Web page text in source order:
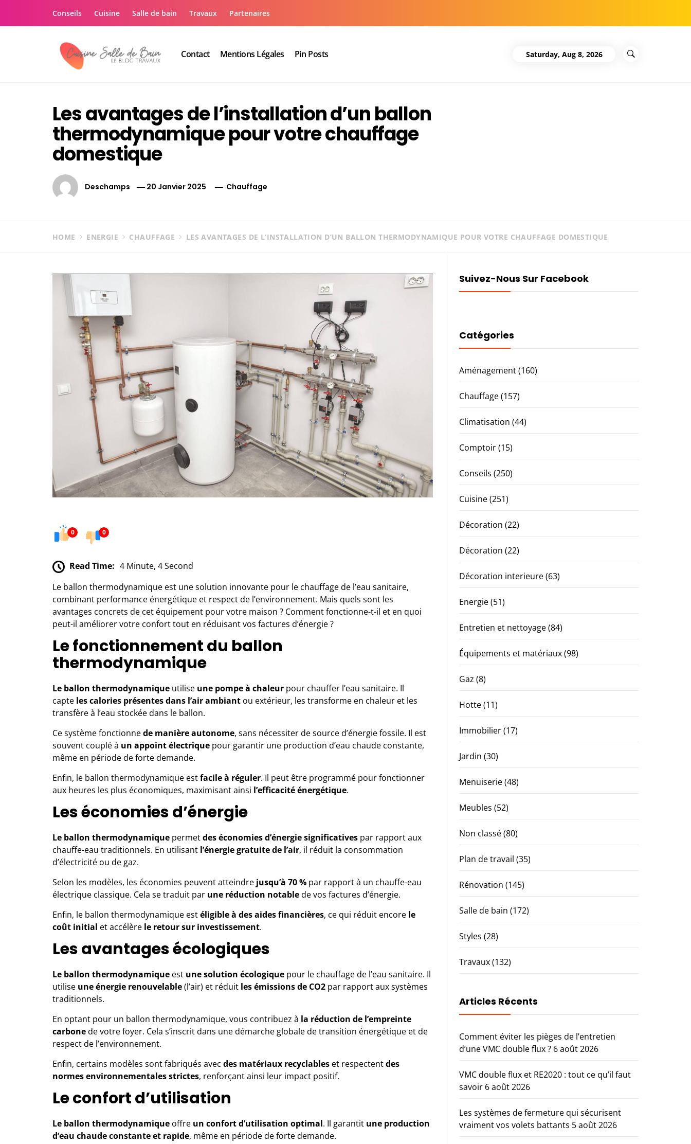
Conseils Cuisine Salle de bain Travaux Partenaires
Contact Mentions Légales Pin Posts Saturday, Aug 8, 2026
Les avantages de l’installation d’un ballon
thermodynamique pour votre chauffage
domestique
Deschamps 20 Janvier 2025 Chauffage
HOME ENERGIE CHAUFFAGE LES AVANTAGES DE L’INSTALLATION D’UN BALLON THERMODYNAMIQUE POUR VOTRE CHAUFFAGE DOMESTIQUE
0 0
Read Time: 4 Minute, 4 Second
Le ballon thermodynamique est une solution innovante pour le chauffage de l’eau sanitaire,
combinant performance énergétique et respect de l’environnement. Mais quels sont les
avantages concrets de cet équipement pour votre maison ? Comment fonctionne-t-il et en quoi
peut-il améliorer votre confort tout en réduisant vos factures d’énergie ?
Le fonctionnement du ballon
thermodynamique
Le ballon thermodynamique utilise une pompe à chaleur pour chauffer l’eau sanitaire. Il
capte les calories présentes dans l’air ambiant ou extérieur, les transforme en chaleur et les
transfère à l’eau stockée dans le ballon.
Ce systèmefonctionnede manière autonome, sans nécessiter de source d’énergie fossile. Il est
souvent couplé à un appoint électrique pour garantir une production d’eau chaude constante,
même en période de forte demande.
Enfin, le ballon thermodynamique estfacile à réguler. Il peut être programmé pour fonctionner
aux heures les plus économiques, maximisant ainsi l’efficacité énergétique.
Les économies d’énergie
Le ballon thermodynamique permetdes économies d’énergie significatives par rapport aux
chauffe-eau traditionnels. En utilisant l’énergie gratuite de l’air, il réduit la consommation
d’électricité ou de gaz.
Selon les modèles, les économies peuvent atteindre jusqu’à 70 % par rapport à un chauffe-eau
électrique classique. Cela se traduit par une réduction notablede vos factures d’énergie.
Enfin, le ballon thermodynamique estéligible à des aides financières, ce qui réduit encore le
coût initial et accélère le retour sur investissement.
Les avantages écologiques
Le ballon thermodynamique est une solution écologique pour le chauffagede l’eau sanitaire. Il
utilise une énergie renouvelable(l’air) et réduit les émissions de CO2 par rapport aux systèmes
traditionnels.
En optant pour un ballon thermodynamique, vous contribuez à la réduction de l’empreinte
carbonede votre foyer. Cela s’inscrit dans une démarche globale de transition énergétique et de
respect de l’environnement.
Enfin, certains modèles sont fabriqués avec des matériaux recyclables et respectentdes
normes environnementales strictes, renforçant ainsi leur impact positif.
Le confort d’utilisation
Le ballon thermodynamique offre un confort d’utilisation optimal. Il garantit une production
d’eau chaude constante et rapide, même en période de forte demande.
Suivez-Nous Sur Facebook
Catégories
Aménagement(160)
Chauffage(157)
Climatisation (44)
Comptoir(15)
Conseils (250)
Cuisine(251)
Décoration (22)
Décoration (22)
Décoration interieure(63)
Energie(51)
Entretien et nettoyage(84)
Équipements et matériaux(98)
Gaz (8)
Hotte(11)
Immobilier(17)
Jardin (30)
Menuiserie(48)
Meubles (52)
Non classé(80)
Plan de travail (35)
Rénovation (145)
Salle de bain (172)
Styles (28)
Travaux(132)
Articles Récents
Comment éviter les pièges de l’entretien
d’une VMC double flux ? 6 août 2026
VMC double flux et RE2020 : tout ce qu’il faut
savoir 6 août 2026
Les systèmes de fermeture qui sécurisent
vraiment vos volets battants 5 août 2026